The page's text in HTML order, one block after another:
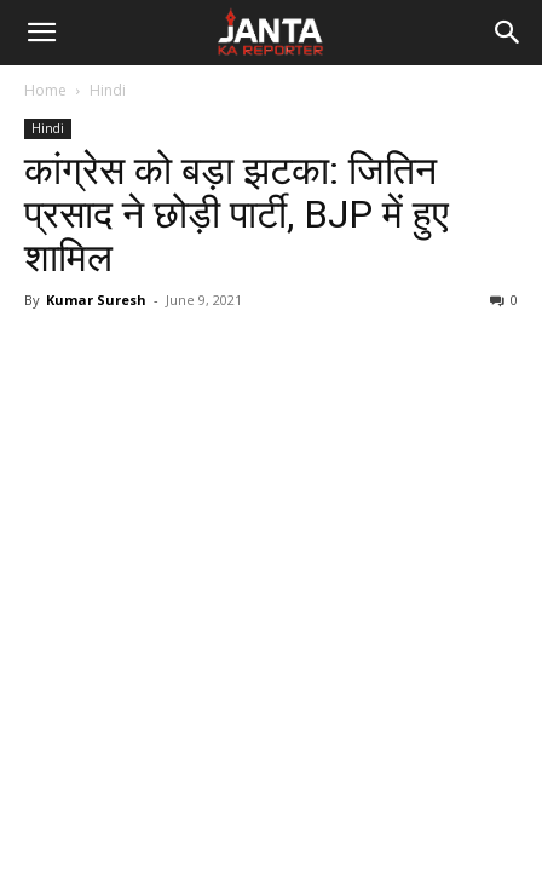
Janta
Reporter
Home Hindi
Hindi
कांग्रेस को बड़ा झटका: जितिन
प्रसाद ने छोड़ी पार्टी, BJP में हुए
शामिल
By Kumar Suresh - June 9, 2021 0